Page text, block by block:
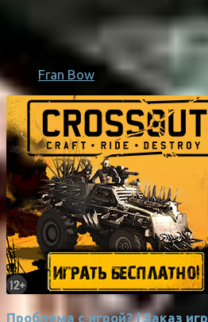
Fran Bow
Проблема с игрой? | Заказ игр